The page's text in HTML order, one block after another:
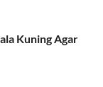
Kuning Agar